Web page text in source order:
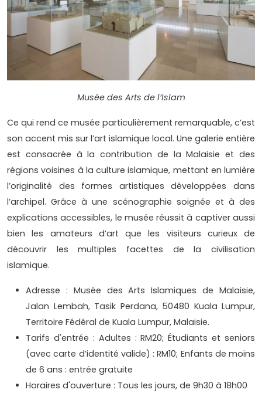
Musée des Arts de l’Islam
Ce qui rend ce musée particulièrement remarquable, c’est
son accent mis sur l’art islamique local. Une galerie entière
est consacrée à la contribution de la Malaisie et des
régions voisines à la culture islamique, mettant en lumière
l’originalité des formes artistiques développées dans
l’archipel. Grâce à une scénographie soignée et à des
explications accessibles, le musée réussit à captiver aussi
bien les amateurs d’art que les visiteurs curieux de
découvrir les multiples facettes de la civilisation
islamique.
Adresse : Musée des Arts Islamiques de Malaisie,
Jalan Lembah, Tasik Perdana, 50480 Kuala Lumpur,
Territoire Fédéral de Kuala Lumpur, Malaisie.
Tarifs d'entrée : Adultes : RM20; Étudiants et seniors
(avec carte d’identité valide) : RM10; Enfants de moins
de 6 ans : entrée gratuite
Horaires d'ouverture : Tous les jours, de 9h30 à 18h00